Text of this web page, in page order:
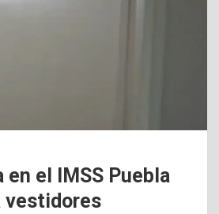
el IMSS Puebla
vestidores